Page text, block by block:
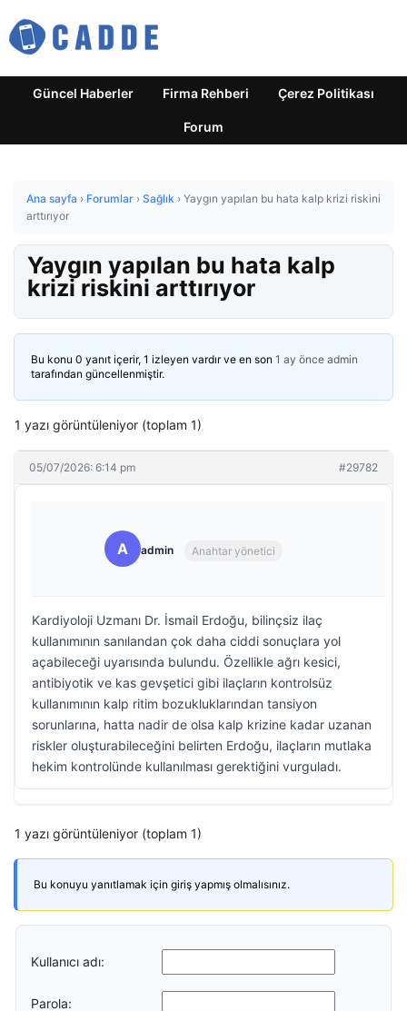
Güncel Haberler Firma Rehberi Çerez Politikası
Forum
Ana sayfa › Forumlar › Sağlık › Yaygın yapılan bu hata kalp krizi riskini
arttırıyor
Yaygın yapılan bu hata kalp
krizi riskini arttırıyor
Bu konu 0 yanıt içerir, 1 izleyen vardır ve en son 1 ay önce admin
tarafından güncellenmiştir.
1 yazı görüntüleniyor (toplam 1)
05/07/2026: 6:14 pm #29782
A admin Anahtar yönetici
Kardiyoloji Uzmanı Dr. İsmail Erdoğu, bilinçsiz ilaç
kullanımının sanılandan çok daha ciddi sonuçlara yol
açabileceği uyarısında bulundu. Özellikle ağrı kesici,
antibiyotik ve kas gevşetici gibi ilaçların kontrolsüz
kullanımının kalp ritim bozukluklarından tansiyon
sorunlarına, hatta nadir de olsa kalp krizine kadar uzanan
riskler oluşturabileceğini belirten Erdoğu, ilaçların mutlaka
hekim kontrolünde kullanılması gerektiğini vurguladı.
1 yazı görüntüleniyor (toplam 1)
Bu konuyu yanıtlamak için giriş yapmış olmalısınız.
Kullanıcı adı:
Parola: